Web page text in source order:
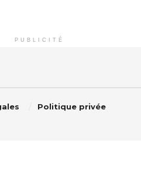
PUBLICITÉ
Politique privée